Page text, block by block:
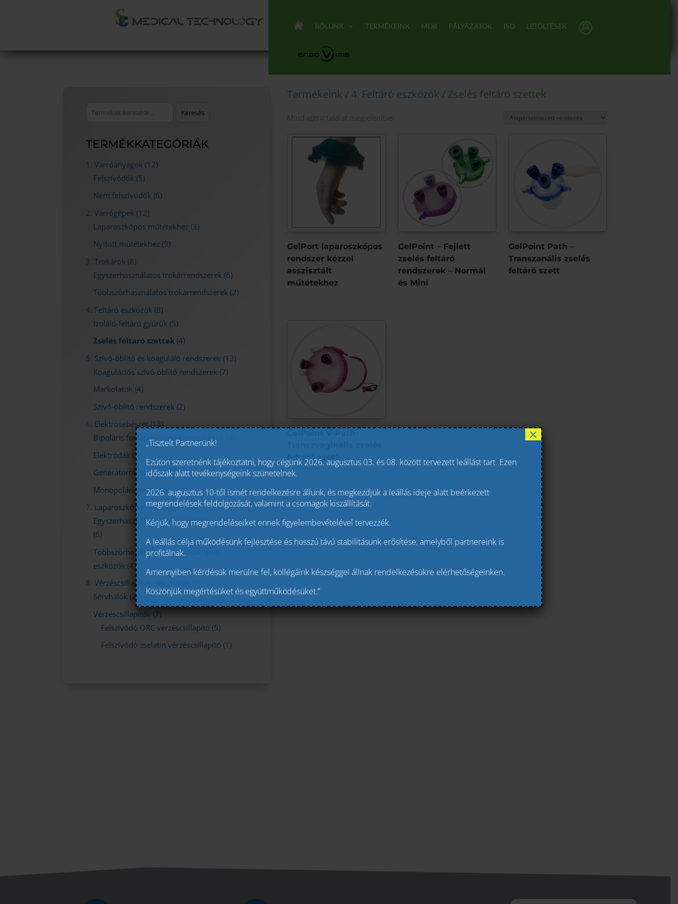
RÓLUNK TERMÉKEINK MDR PÁLYÁZATOK ISO LETÖLTÉSEK
Keresés
Keresés
TERMÉKKATEGÓRIÁK
1. Varróanyagok (12)
Felszívódók (5)
Nem felszívódók (6)
2. Varrógépek (12)
Laparoszkópos műtétekhez (3)
Nyitott műtétekhez (9)
3. Trokárok (8)
Egyszerhasználatos trokárrendszerek (6)
Többszörhasználatos trokárrendszerek (2)
4. Feltáró eszközök (8)
Izoláló-feltáró gyűrűk (5)
Zselés feltáró szettek (4)
5. Szívó-öblítő és koaguláló rendszerek (13)
Koagulációs szívó-öblítő rendszerek (7)
Markolatok (4)
Szívó-öblítő rendszerek (2)
6. Elektrosebészet (13)
Bipoláris forrasztó-vágó kézieszközök
Elektródák (3)
Generátorok
(2)
Monopoláris markolatok (4)
7. Laparoszkópos eszközök (10)
Egyszerhasználatos laparoszkópos eszközök
(6)
Többszörhasználatos laparoszkópos
eszközök (4)
8. Vérzéscsillapítók, sérvhálók
Sérvhálók (2)
Vérzéscsillapítók (7)
Felszívódó ORC vérzéscsillapító (5)
Felszívódó zselatin vérzéscsillapító (1)
Termékeink /4. Feltáró eszközök / Zselés feltáró szettek
Mind a(z) 4 találat megjelenítve
GelPort laparoszkópos
rendszer kézzel
asszisztált
műtétekhez
GelPoint – Fejlett
zselés feltáró
rendszerek – Normál
és Mini
GelPoint Path –
Transzanális zselés
feltáró szett
feltáró szett
„Tisztelt Partnerünk!
Ezúton szeretnénk tájékoztatni, hogy cégünk 2026. augusztus 03. és 08. között tervezett leállást tart. Ezen
időszak alatt tevékenységeink szünetelnek.
2026. augusztus 10-től ismét rendelkezésre állunk, és megkezdjük a leállás ideje alatt beérkezett
megrendelések feldolgozását, valamint a csomagok kiszállítását.
Kérjük, hogy megrendeléseiket ennek figyelembevételével tervezzék.
A leállás célja működésünk fejlesztése és hosszú távú stabilitásunk erősítése, amelyből partnereink is
profitálnak.
Amennyiben kérdésük merülne fel, kollégáink készséggel állnak rendelkezésükre elérhetőségeinken.
Köszönjük megértésüket és együttműködésüket.”
×